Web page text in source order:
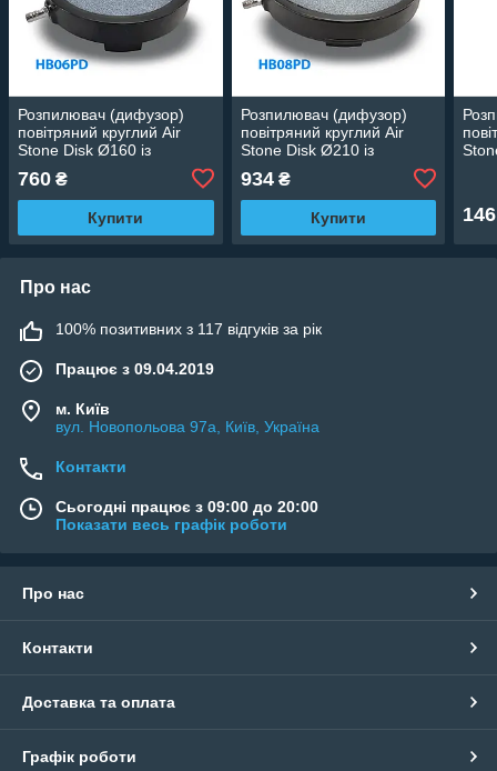
Розпилювач (дифузор)
повітряний круглий Air
Stone Disk Ø160 із
пластиковою підставкою
HB06PD
760 ₴
Купити
Розпилювач (дифузор)
повітряний круглий Air
Stone Disk Ø210 із
пластиковою підставкою
HB08PD
934₴
Купити 146
Про нас
100% позитивних з 117 відгуків за рік
Працює з 09.04.2019
м. Київ
вул. Новопольова 97а, Київ, Україна
Контакти
Сьогодні працює з 09:00 до 20:00
Показати весь графік роботи
Про нас
Контакти
Доставка та оплата
Графік роботи